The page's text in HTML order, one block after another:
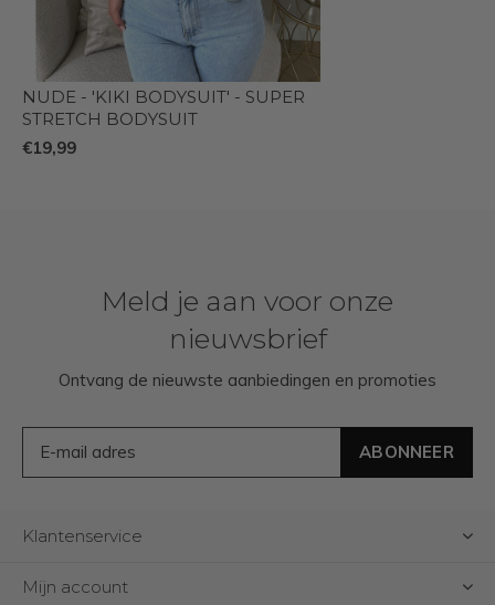
NUDE - 'KIKI BODYSUIT' - SUPER
STRETCH BODYSUIT
€19,99
Meld je aan voor onze
nieuwsbrief
Ontvang de nieuwste aanbiedingen en promoties
ABONNEER
Klantenservice
Mijn account